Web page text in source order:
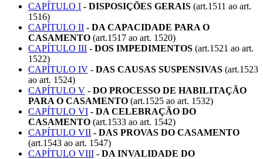
CAPÍTULO I - DISPOSIÇÕES GERAIS (art.1511 ao art.
1516)
CAPÍTULO II - DA CAPACIDADE PARA O
CASAMENTO (art.1517 ao art. 1520)
CAPÍTULO III - DOS IMPEDIMENTOS (art.1521 ao art.
1522)
CAPÍTULO IV - DAS CAUSAS SUSPENSIVAS (art.1523
ao art. 1524)
CAPÍTULO V - DO PROCESSO DE HABILITAÇÃO
PARA O CASAMENTO (art.1525 ao art. 1532)
CAPÍTULO VI - DA CELEBRAÇÃO DO
CASAMENTO (art.1533 ao art. 1542)
CAPÍTULO VII - DAS PROVAS DO CASAMENTO
(art.1543 ao art. 1547)
CAPÍTULO VIII - DA INVALIDADE DO